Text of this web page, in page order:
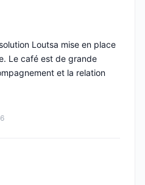
Loutsa mise en place
Le café est de grande
et la relation